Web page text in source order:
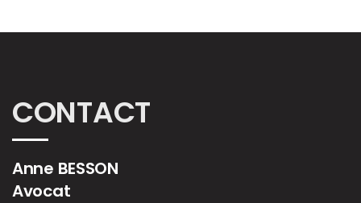
CONTACT
Anne BESSON
Avocat